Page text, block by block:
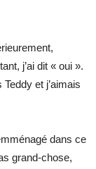
j’ai dit « oui ».
et j’aimais
dans ce
grand-chose,